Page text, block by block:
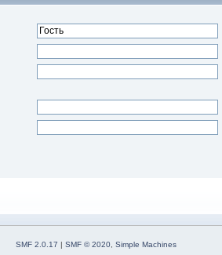
SMF 2.0.17 SMF © 2020, Simple Machines